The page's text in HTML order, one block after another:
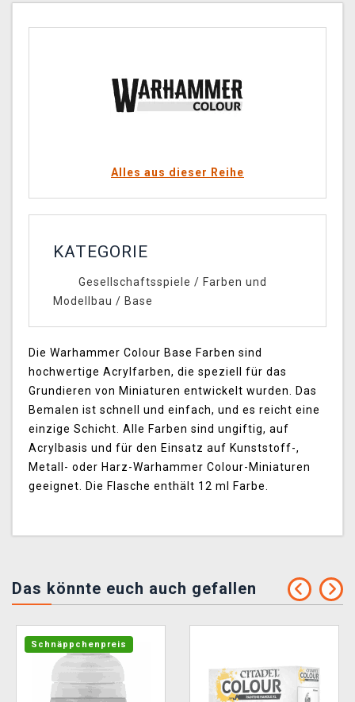
Alles aus dieser Reihe
KATEGORIE
Gesellschaftsspiele / Farben und
Modellbau / Base
Die Warhammer Colour Base Farben sind
hochwertige Acrylfarben, die speziell für das
Grundieren von Miniaturen entwickelt wurden. Das
Bemalen ist schnell und einfach, und es reicht eine
einzige Schicht. Alle Farben sind ungiftig, auf
Acrylbasis und für den Einsatz auf Kunststoff-,
Metall- oder Harz-Warhammer Colour-Miniaturen
geeignet. Die Flasche enthält 12 ml Farbe.
Das könnte euch auch gefallen
Schnäppchenpreis